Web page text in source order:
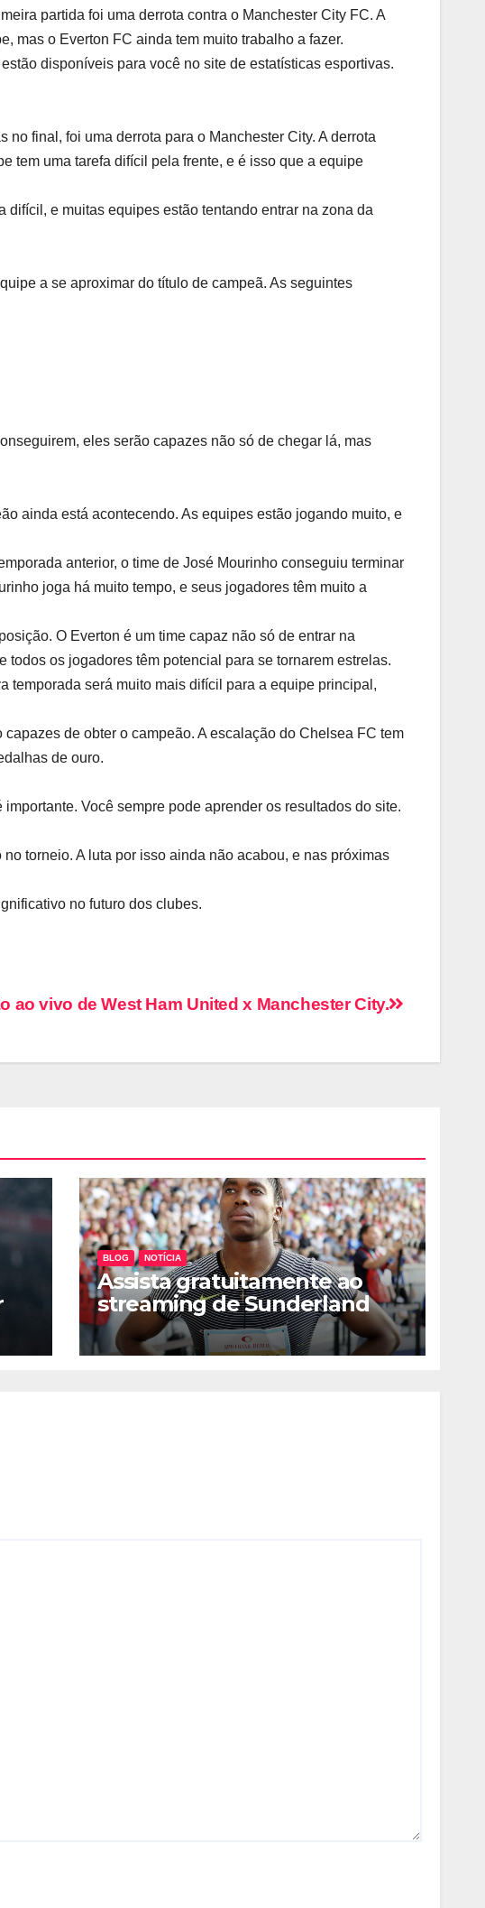
partida foi uma derrota contra o Manchester City FC. A
mas o Everton FC ainda tem muito trabalho a fazer.
disponíveis para você no site de estatísticas esportivas.
final, foi uma derrota para o Manchester City. A derrota
tem uma tarefa difícil pela frente, e é isso que a equipe
e muitas equipes estão tentando entrar na zona da
a se aproximar do título de campeã. As seguintes
eles serão capazes não só de chegar lá, mas
ainda está acontecendo. As equipes estão jogando muito, e
anterior, o time de José Mourinho conseguiu terminar
joga há muito tempo, e seus jogadores têm muito a
O Everton é um time capaz não só de entrar na
os jogadores têm potencial para se tornarem estrelas.
temporada será muito mais difícil para a equipe principal,
de obter o campeão. A escalação do Chelsea FC tem
de ouro.
Você sempre pode aprender os resultados do site.
torneio. A luta por isso ainda não acabou, e nas próximas
no futuro dos clubes.
ao vivo de West Ham United x Manchester City.
BLOG NOTÍCIA
Assista gratuitamente ao
streaming de Sunderland
AFC vs Manchester City